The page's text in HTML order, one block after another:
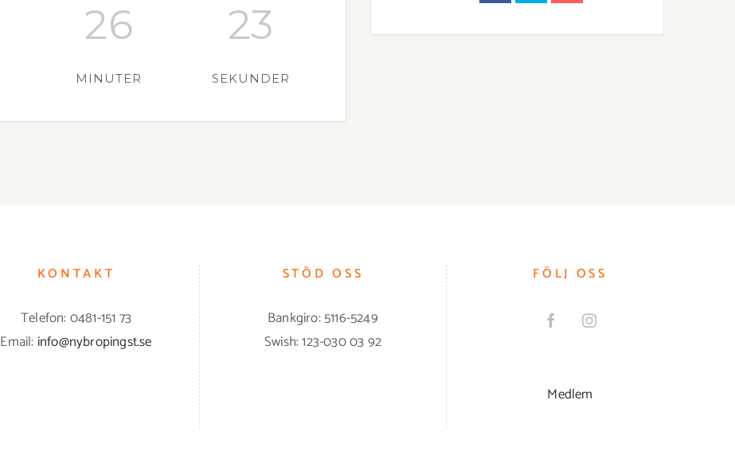
26
MINUTER
23
SEKUNDER
KONTAKT
Telefon: 0481-151 73
Email: info@nybropingst.se
STÖD OSS
Bankgiro: 5116-5249
Swish: 123-030 03 92
FÖLJ OSS
Medlem